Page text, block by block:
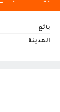
بائع
المدينة